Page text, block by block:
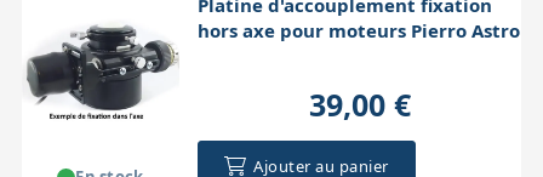
Platine d'accouplement fixation
hors axe pour moteurs Pierro Astro
39,00 €
Ajouter au panier